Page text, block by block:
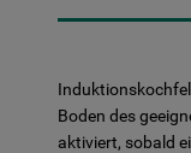
Boden des
aktiviert, sobald